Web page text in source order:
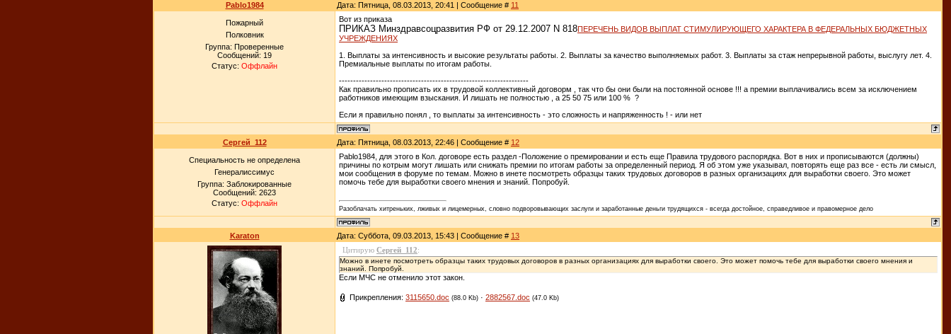
Pablo1984 Дата: Пятница, 08.03.2013, 20:41 | Сообщение # 11
Пожарный
Полковник
Группа: Проверенные
Сообщений: 19
Статус: Оффлайн
Вот из приказа
ПРИКАЗ Минздравсоцразвития РФ от 29.12.2007 N 818ПЕРЕЧЕНЬ ВИДОВ ВЫПЛАТ СТИМУЛИРУЮЩЕГО ХАРАКТЕРА В ФЕДЕРАЛЬНЫХ БЮДЖЕТНЫХ
УЧРЕЖДЕНИЯХ
1. Выплаты за интенсивность и высокие результаты работы. 2. Выплаты за качество выполняемых работ. 3. Выплаты за стаж непрерывной работы, выслугу лет. 4.
Премиальные выплаты по итогам работы.
-------------------------------------------------------------------
Как правильно прописать их в трудовой коллективный договорм , так что бы они были на постоянной основе !!! а премии выплачивались всем за исключением
работников имеющим взыскания. И лишать не полностью , а 25 50 75 или 100 % ?
Если я правильно понял , то выплаты за интенсивность - это сложность и напряженность ! - или нет
Сергей_112 Дата: Пятница, 08.03.2013, 22:46 | Сообщение # 12
Специальность не определена
Генералиссимус
Группа: Заблокированные
Сообщений: 2623
Статус: Оффлайн
Pablo1984, для этого в Кол. договоре есть раздел -Положение о премировании и есть еще Правила трудового распорядка. Вот в них и прописываются (должны)
причины по котрым могут лишать или снижать премии по итогам работы за определенный период. Я об этом уже указывал, повторять еще раз все - есть ли смысл,
мои сообщения в форуме по темам. Можно в инете посмотреть образцы таких трудовых договоров в разных организациях для выработки своего. Это может
помочь тебе для выработки своего мнения и знаний. Попробуй.
Разоблачать хитреньких, лживых и лицемерных, словно подворовывающих заслуги и заработанные деньги трудящихся - всегда достойное, справедливое и правомерное дело
Karaton Дата: Суббота, 09.03.2013, 15:43 | Сообщение # 13
Цитирую Сергей_112:
Можно в инете посмотреть образцы таких трудовых договоров в разных организациях для выработки своего. Это может помочь тебе для выработки своего мнения и
знаний. Попробуй.
Если МЧС не отменило этот закон.
Прикрепления: 3115650.doc (88.0 Kb) · 2882567.doc (47.0 Kb)